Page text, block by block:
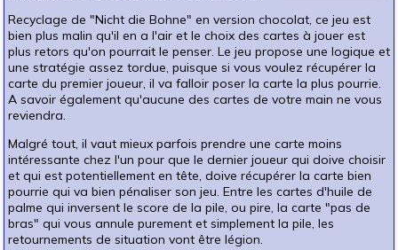
Recyclage de "Nicht die Bohne" en version chocolat, ce jeu est
bien plus malin qu'il en a l'air et le choix des cartes à jouer est
plus retors qu'on pourrait le penser. Le jeu propose une logique et
une stratégie assez tordue, puisque si vous voulez récupérer la
carte du premier joueur, il va falloir poser la carte la plus pourrie.
A savoir également qu'aucune des cartes de votre main ne vous
reviendra.
Malgré tout, il vaut mieux parfois prendre une carte moins
intéressante chez l'un pour que le dernier joueur qui doive choisir
et qui est potentiellement en tête, doive récupérer la carte bien
pourrie qui va bien pénaliser son jeu. Entre les cartes d'huile de
palme qui inversent le score de la pile, ou pire, la carte "pas de
bras" qui vous annule purement et simplement la pile, les
retournements de situation vont être légion.